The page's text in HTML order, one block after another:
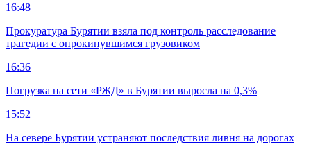
16:48
Прокуратура Бурятии взяла под контроль расследование
трагедии с опрокинувшимся грузовиком
16:36
Погрузка на сети «РЖД» в Бурятии выросла на 0,3%
15:52
На севере Бурятии устраняют последствия ливня на дорогах